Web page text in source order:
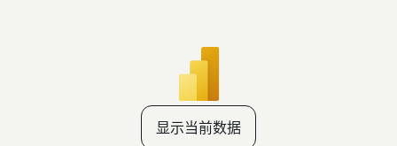
显示当前数据